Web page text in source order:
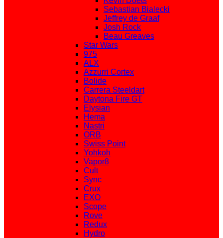
Sebastian Bialecki
Jeffrey de Graaf
Josh Rock
Beau Greaves
Star Wars
975
ALX
Azzurri Cortex
Bolide
Carrera Steeldart
Daytona Fire GT
Elysian
Hema
Nastri
ORB
Swiss Point
Yohkoh
Vapor8
Cult
Sync
Crux
EXO
Scope
Rove
Redux
Hydro